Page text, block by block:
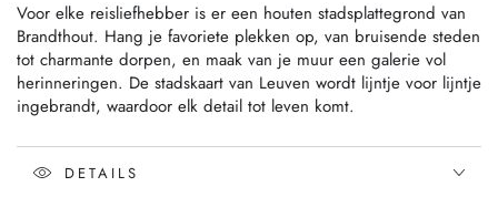
Voor elke reisliefhebber is er een houten stadsplattegrond van
Brandthout. Hang je favoriete plekken op, van bruisende steden
tot charmante dorpen, en maak van je muur een galerie vol
herinneringen. De stadskaart van Leuven wordt lijntje voor lijntje
ingebrandt, waardoor elk detail tot leven komt.
DETAILS